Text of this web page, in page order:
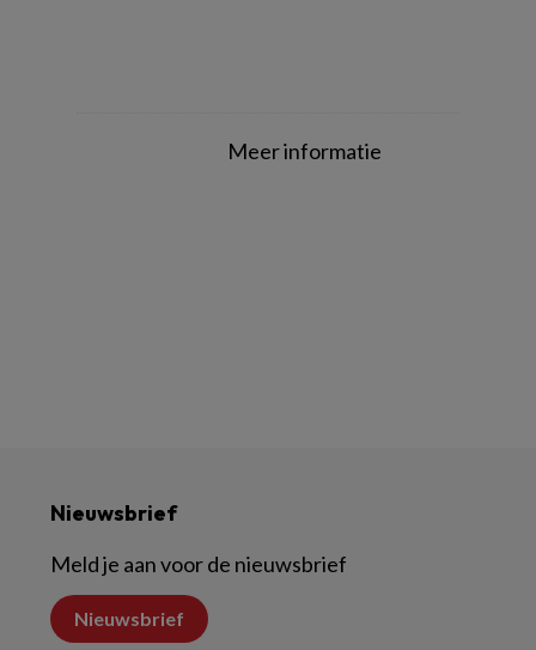
Meer informatie
Nieuwsbrief
Meld je aan voor de nieuwsbrief
Nieuwsbrief